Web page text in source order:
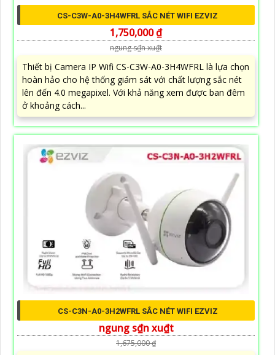
CS-C3W-A0-3H4WFRL SẮC NÉT WIFI EZVIZ
1,750,000 ₫
ngung s₫n xu₫t
Thiết bị Camera IP Wifi CS-C3W-A0-3H4WFRL là lựa chọn
hoàn hảo cho hệ thống giám sát với chất lượng sắc nét
lên đến 4.0 megapixel. Với khả năng xem được ban đêm
ở khoảng cách...
CS-C3N-A0-3H2WFRL SẮC NÉT WIFI EZVIZ
ngung s₫n xu₫t
1,675,000 ₫